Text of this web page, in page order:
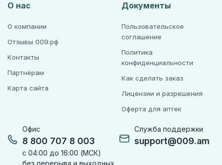
Офис
8 800 707 8 003
с 04:00 до 16:00 (МСК)
без перерыва и выходных
Служба поддержки
support@009.am
О нас
О компании
Отзывы 009.рф
Контакты
Партнёрам
Карта сайта
Документы
Пользовательское
соглашение
Политика
конфиденциальности
Как сделать заказ
Лицензии и разрешения
Оферта для аптек